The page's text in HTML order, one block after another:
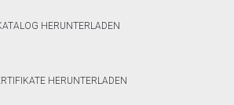
HERUNTERLADEN
HERUNTERLADEN